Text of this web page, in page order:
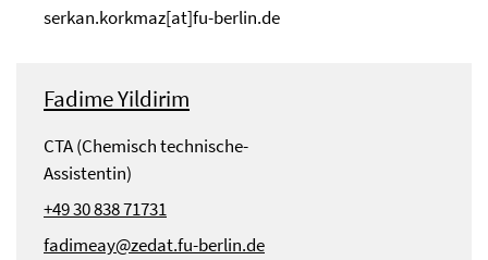
serkan.korkmaz[at]fu-berlin.de
Fadime Yildirim
CTA (Chemisch technische-
Assistentin)
+49 30 838 71731
fadimeay@zedat.fu-berlin.de